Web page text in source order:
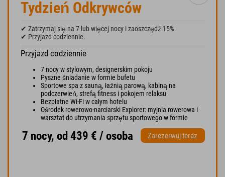
Tydzień Odkrywców
✔ Zatrzymaj się na 7 lub więcej nocy i zaoszczędź 15%.
✔ Przyjazd codziennie.
Przyjazd codziennie
7 nocy w stylowym, designerskim pokoju
Pyszne śniadanie w formie bufetu
Sportowe spa z sauną, łaźnią parową, kabiną na
podczerwień, strefą fitness i pokojem relaksu
Bezpłatne Wi-Fi w całym hotelu
Ośrodek rowerowo-narciarski Explorer: myjnia rowerowa i
warsztat do utrzymania sprzętu sportowego w formie
7 nocy, od 439 € / osoba Zarezerwuj teraz